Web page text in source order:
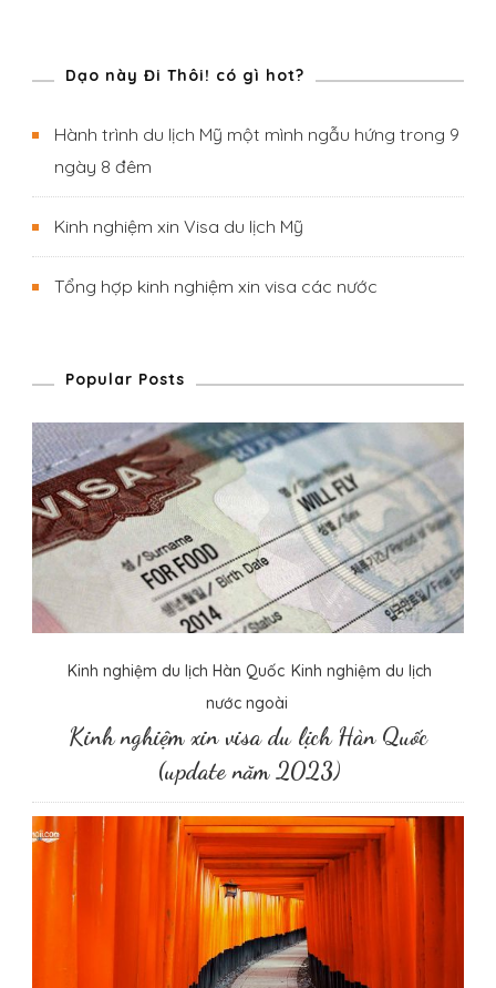
Và
Hải
Trang
Dạo này Đi Thôi! có gì hot?
Hành trình du lịch Mỹ một mình ngẫu hứng trong 9
ngày 8 đêm
Kinh nghiệm xin Visa du lịch Mỹ
Tổng hợp kinh nghiệm xin visa các nước
Popular Posts
Kinh nghiệm du lịch Hàn Quốc Kinh nghiệm du lịch
nước ngoài
Kinh nghiệm xin visa du lịch Hàn Quốc
(update năm 2023)